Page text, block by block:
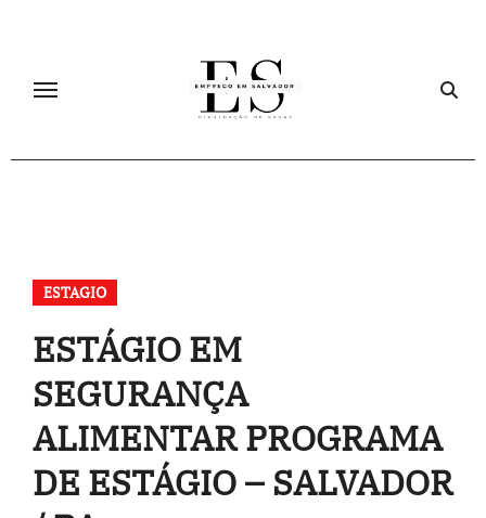
ESTAGIO
ESTÁGIO EM
SEGURANÇA
ALIMENTAR PROGRAMA
DE ESTÁGIO – SALVADOR